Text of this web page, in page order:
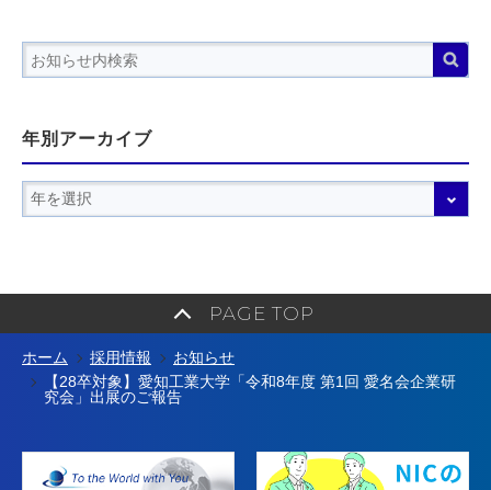
年別アーカイブ
PAGE TOP
ホーム 採用情報
お知らせ
【28卒対象】愛知工業大学「令和8年度 第1回 愛名会企業研
究会」出展のご報告